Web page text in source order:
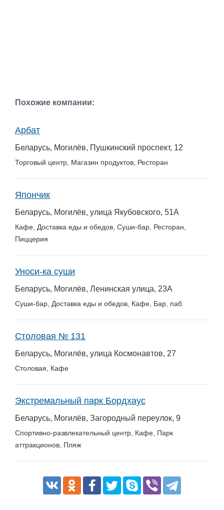
Похожие компании:
Арбат
Беларусь, Могилёв, Пушкинский проспект, 12
Торговый центр, Магазин продуктов, Ресторан
Япончик
Беларусь, Могилёв, улица Якубовского, 51А
Кафе, Доставка еды и обедов, Суши-бар, Ресторан,
Пиццерия
Уноси-ка суши
Беларусь, Могилёв, Ленинская улица, 23А
Суши-бар, Доставка еды и обедов, Кафе, Бар, паб
Столовая № 131
Беларусь, Могилёв, улица Космонавтов, 27
Столовая, Кафе
Экстремальный парк Бордхаус
Беларусь, Могилёв, Загородный переулок, 9
Спортивно-развлекательный центр, Кафе, Парк
аттракционов, Пляж